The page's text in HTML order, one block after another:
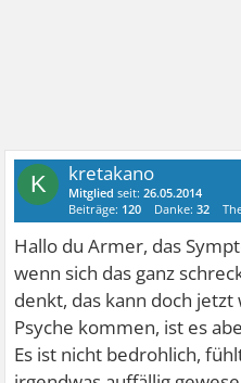
K kretakano
Mitglied seit:26.05.2014
Beiträge: 120 Danke:32
Hallo du Armer, das
wenn sich das ganz
denkt, das kann doch
Psyche kommen, ist es
Es ist nicht bedrohlich,